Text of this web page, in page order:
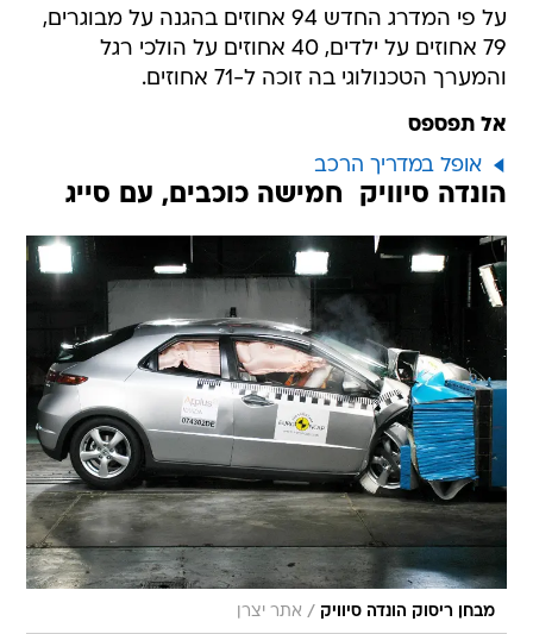
על פי המדרג החדש 94 אחוזים בהגנה על מבוגרים,
79 אחוזים על ילדים, 40 אחוזים על הולכי רגל
והמערך הטכנולוגי בה זוכה ל-71 אחוזים.
אל תפספס
אופל במדריך הרכב
הונדה סיוויק  חמישה כוכבים, עם סייג
מבחן ריסוק הונדה סיוויק / אתר יצרן